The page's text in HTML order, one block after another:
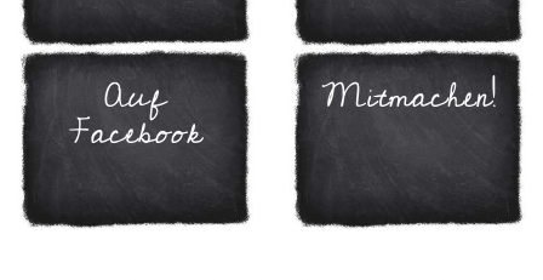
Auf
Facebook
Mitmachen!